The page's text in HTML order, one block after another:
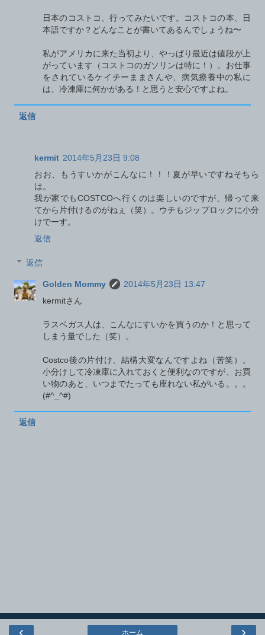
日本のコストコ、行ってみたいです。コストコの本、日
本語ですか？どんなことが書いてあるんでしょうね〜
私がアメリカに来た当初より、やっぱり最近は値段が上
がっています（コストコのガソリンは特に！）。お仕事
をされているケイチーままさんや、病気療養中の私に
は、冷凍庫に何かがある！と思うと安心ですよね。
返信
kermit 2014年5月23日 9:08
おお、もうすいかがこんなに！！！夏が早いですねそちら
は。
我が家でもCOSTCOへ行くのは楽しいのですが、帰って来
てから片付けるのがねぇ（笑）。ウチもジップロックに小分
けでーす。
返信
返信
Golden Mommy
2014年5月23日 13:47
kermitさん
ラスベガス人は、こんなにすいかを買うのか！と思って
しまう量でした（笑）。
Costco後の片付け、結構大変なんですよね（苦笑）。
小分けして冷凍庫に入れておくと便利なのですが、お買
い物のあと、いつまでたっても座れない私がいる。。。
(#^_^#)
返信
ホーム